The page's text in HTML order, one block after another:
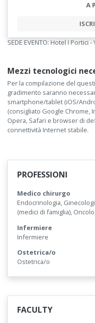
A
SEDE EVENTO: Hotel I Portici
Mezzi tecnologici
Per la compilazione del
gradimento saranno
smartphone/tablet (iOS/
(consigliato Google Chrome,
Opera, Safari e browser di
connettività Internet stabile.
PROFESSIONI
Medico chirurgo
Endocrinologia,
(medici di famiglia),
Infermiere
Infermiere
Ostetrica/o
Ostetrica/o
FACULTY